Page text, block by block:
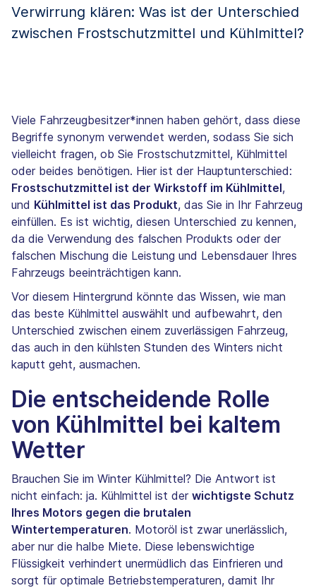
Verwirrung klären: Was ist der Unterschied
zwischen Frostschutzmittel und Kühlmittel?
Viele Fahrzeugbesitzer*innen haben gehört, dass diese
Begriffe synonym verwendet werden, sodass Sie sich
vielleicht fragen, ob Sie Frostschutzmittel, Kühlmittel
oder beides benötigen. Hier ist der Hauptunterschied:
Frostschutzmittel ist der Wirkstoff im Kühlmittel,
und Kühlmittel ist das Produkt, das Sie in Ihr Fahrzeug
einfüllen. Es ist wichtig, diesen Unterschied zu kennen,
da die Verwendung des falschen Produkts oder der
falschen Mischung die Leistung und Lebensdauer Ihres
Fahrzeugs beeinträchtigen kann.
Vor diesem Hintergrund könnte das Wissen, wie man
das beste Kühlmittel auswählt und aufbewahrt, den
Unterschied zwischen einem zuverlässigen Fahrzeug,
das auch in den kühlsten Stunden des Winters nicht
kaputt geht, ausmachen.
Die entscheidende Rolle
von Kühlmittel bei kaltem
Wetter
Brauchen Sie im Winter Kühlmittel? Die Antwort ist
nicht einfach: ja. Kühlmittel ist der wichtigste Schutz
Ihres Motors gegen die brutalen
Wintertemperaturen. Motoröl ist zwar unerlässlich,
aber nur die halbe Miete. Diese lebenswichtige
Flüssigkeit verhindert unermüdlich das Einfrieren und
sorgt für optimale Betriebstemperaturen, damit Ihr